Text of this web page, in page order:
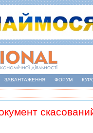
ЗАВАНТАЖЕННЯ ФОРУМ